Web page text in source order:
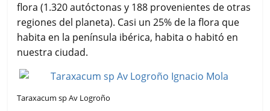
flora (1.320 autóctonas y 188 provenientes de otras
regiones del planeta). Casi un 25% de la flora que
habita en la península ibérica, habita o habitó en
nuestra ciudad.
Taraxacum sp Av Logroño